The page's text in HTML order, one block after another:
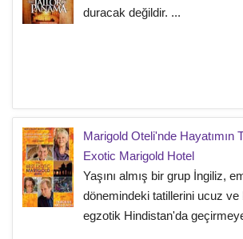
duracak değildir. ...
Marigold Oteli'nde Hayatımın
Exotic Marigold Hotel
Yaşını almış bir grup İngiliz,
dönemindeki tatillerini ucuz ve
egzotik Hindistan'da